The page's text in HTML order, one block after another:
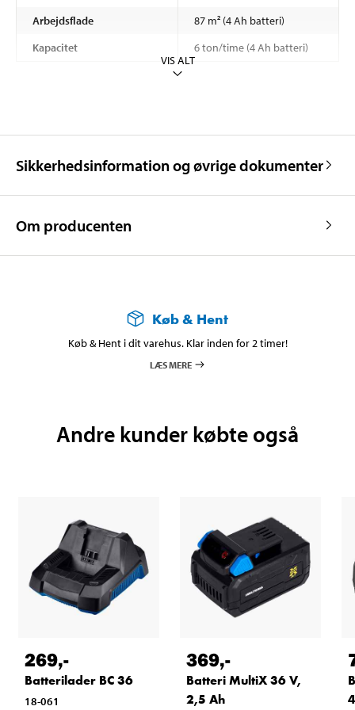
Arbejdsflade
87 m² (4 Ah batteri)
Kapacitet
6 ton/time (4 Ah batteri)
VIS ALT
Sikkerhedsinformation og øvrige dokumenter
Om producenten
Køb & Hent
Køb & Hent i dit varehus. Klar inden for 2 timer!
LÆS MERE
Andre kunder købte også
269,-
Batterilader BC 36
18-061
369,-
Batteri MultiX 36 V,
2,5 Ah